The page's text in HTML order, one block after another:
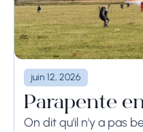
juin 12, 2026
Parapente
On dit qu'il n'y a pas